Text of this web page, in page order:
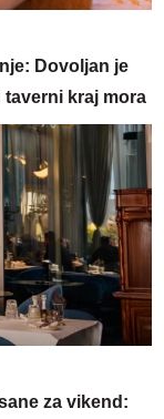
Dovoljan je
kraj mora
za vikend: